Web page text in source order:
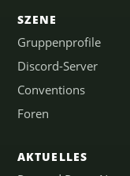
SZENE
Gruppenprofile
Discord-Server
Conventions
Foren
AKTUELLES